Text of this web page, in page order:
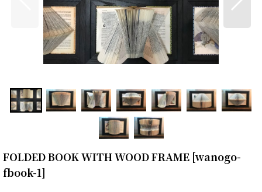
FOLDED BOOK WITH WOOD FRAME [wanogo-
fbook-1]